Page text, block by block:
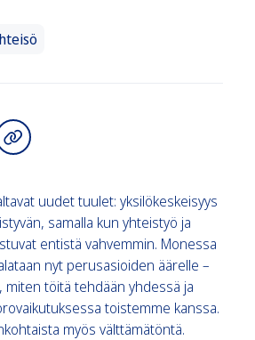
uudet tuulet: yksilökeskeisyys
samalla kun yhteistyö ja
entistä vahvemmin. Monessa
nyt perusasioiden äärelle –
miten töitä tehdään yhdessä ja
toistemme kanssa.
myös välttämätöntä.